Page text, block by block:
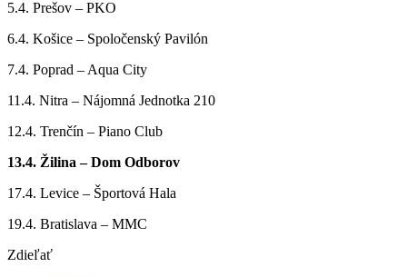
5.4. Prešov – PKO
6.4. Košice – Spoločenský Pavilón
7.4. Poprad – Aqua City
11.4. Nitra – Nájomná Jednotka 210
12.4. Trenčín – Piano Club
13.4. Žilina – Dom Odborov
17.4. Levice – Športová Hala
19.4. Bratislava – MMC
Zdieľať